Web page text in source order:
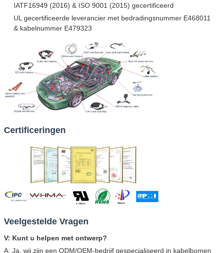
IATF16949 (2016) & ISO 9001 (2015) gecertificeerd
UL gecertificeerde leverancier met bedradingsnummer E468011
& kabelnummer E479323
Certificeringen
Veelgestelde Vragen
V: Kunt u helpen met ontwerp?
A: Ja, wij zijn een ODM/OEM-bedrijf gespecialiseerd in kabelbomen